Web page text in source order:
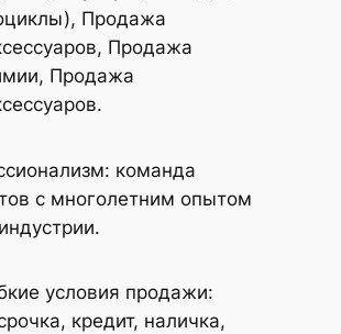
Продажа
Продажа
Продажа
команда
с многолетним опытом
условия продажи:
кредит, наличка,